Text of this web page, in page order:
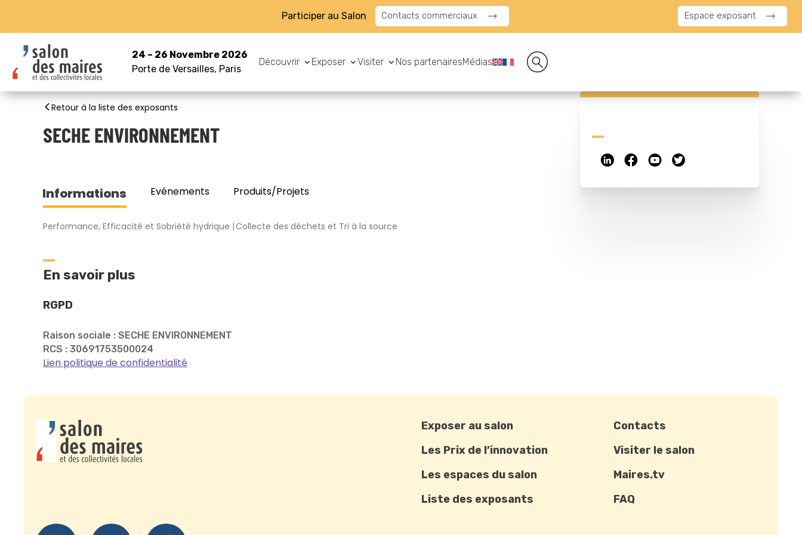
Participer au Salon Contacts commerciaux Espace exposant
24 – 26 Novembre 2026
Porte de Versailles, Paris
Découvrir Exposer Visiter Nos partenairesMédias
Retour à la liste des exposants
SECHE ENVIRONNEMENT
Informations Evénements Produits/Projets
Performance, Efficacité et Sobriété hydrique Collecte des déchets et Tri à la source
En savoir plus
RGPD
Raison sociale : SECHE ENVIRONNEMENT
RCS : 30691753500024
Lien politique de confidentialité
Exposer au salon
Les Prix de l’innovation
Les espaces du salon
Liste des exposants
Contacts
Visiter le salon
Maires.tv
FAQ